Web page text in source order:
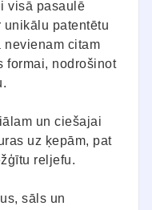
visā pasaulē
patentētu
citam
formai, nodrošinot
un ciešajai
uz ķepām, pat
reljefu.
sāls un